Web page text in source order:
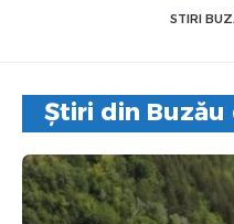
STIRI
Știri din